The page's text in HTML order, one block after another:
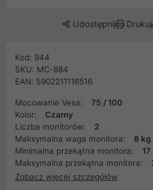
Udostępnij Drukuj
Kod: 944
SKU: MC-884
EAN: 5902211116516
Mocowanie Vesa:
75 / 100
Kolor:
Czarny
Liczba monitorów:
2
Maksymalna waga monitora:
8 kg
Minimalna przekątna monitora:
17
Maksymalna przekątna monitora:
Zobacz więcej szczegółów